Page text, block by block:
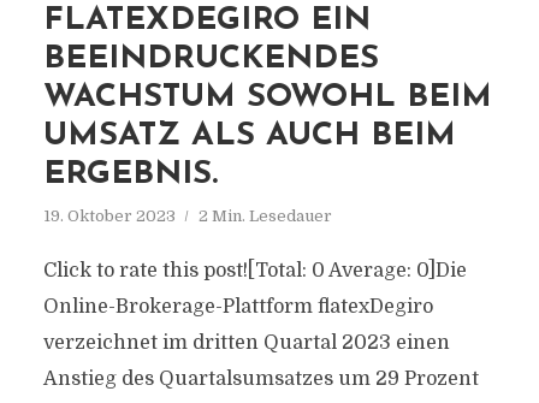
FLATEXDEGIRO EIN
BEEINDRUCKENDES
WACHSTUM SOWOHL BEIM
UMSATZ ALS AUCH BEIM
ERGEBNIS.
19. Oktober 2023 2 Min. Lesedauer
Click to rate this post![Total: 0 Average: 0]Die
Online-Brokerage-Plattform flatexDegiro
verzeichnet im dritten Quartal 2023 einen
Anstieg des Quartalsumsatzes um 29 Prozent